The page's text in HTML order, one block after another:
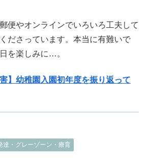
便やオンラインでいろいろ工夫して
ださっています。本当に有難いで
を楽しみに…。
】幼稚園入園初年度を振り返って
達・グレーゾーン・療育